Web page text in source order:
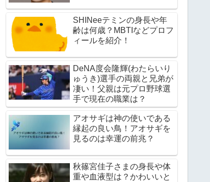
SHINeeテミンの身長や年
齢は何歳？MBTIなどプロフ
ィールを紹介！
DeNA度会隆輝(わたらいり
ゅうき)選手の両親と兄弟が
凄い！父親は元プロ野球選
手で現在の職業は？
アオサギは神の使いである
縁起の良い鳥！アオサギを
見るのは幸運の前兆？
秋篠宮佳子さまの身長や体
重や血液型は？かわいいと